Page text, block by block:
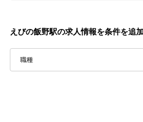
えびの飯野駅の求人情報を条件を追
職種